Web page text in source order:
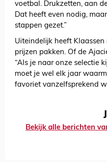
voetbal. Drukzetten, aan
Dat heeft even nodig,
stappen gezet.”
Uiteindelijk heeft
prijzen pakken. Of de
“Als je naar onze selectie
moet je wel elk jaar
favoriet vanzelfsprekend
Bekijk alle berichten